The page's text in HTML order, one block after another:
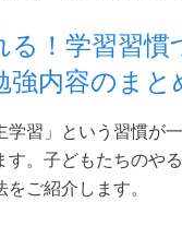
る！学習習慣
強内容のまと
学習」という習慣が
す。子どもたちのや
をご紹介します。